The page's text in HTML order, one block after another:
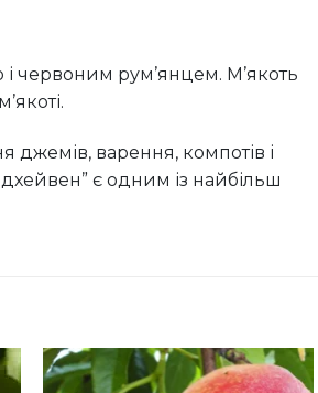
червоним рум’янцем. М’якоть
джемів, варення, компотів і
є одним із найбільш